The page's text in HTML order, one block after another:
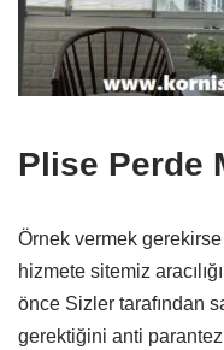
Plise Perde
Örnek vermek gerekirse
hizmete sitemiz
önce Sizler tarafından
gerektiğini anti